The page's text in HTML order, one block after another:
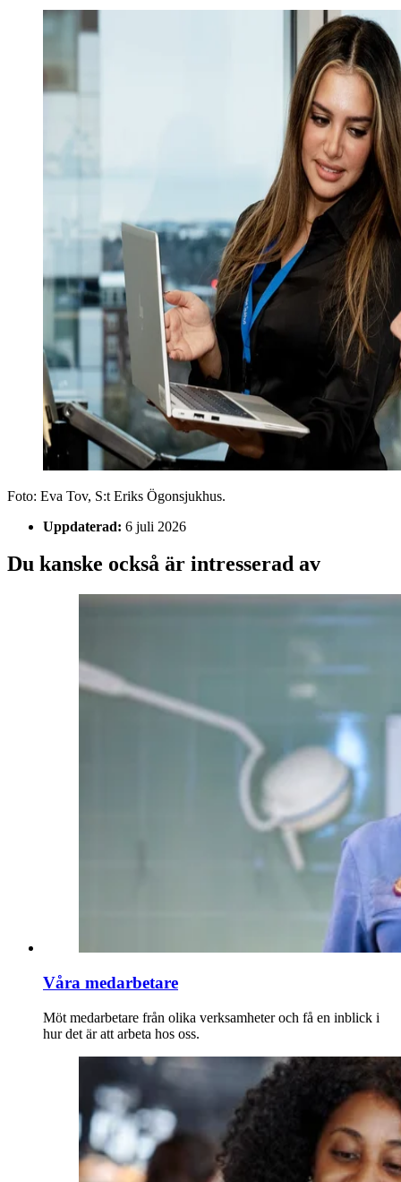
Foto: Eva Tov, S:t Eriks Ögonsjukhus.
Uppdaterad: 6 juli 2026
Du kanske också är intresserad av
Våra medarbetare
Möt medarbetare från olika verksamheter och få en inblick i
hur det är att arbeta hos oss.